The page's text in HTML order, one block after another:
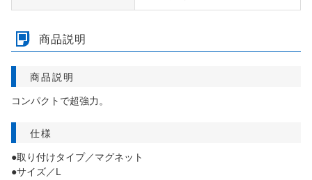
商品説明
商品説明
コンパクトで超強力。
仕様
●取り付けタイプ／マグネット
●サイズ／L